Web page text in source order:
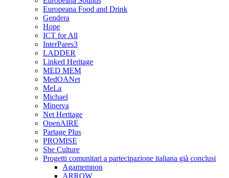
Europeana Food and Drink
Gendera
Hope
ICT for All
InterPares3
LADDER
Linked Heritage
MED MEM
MedOANet
MeLa
Michael
Minerva
Net Heritage
OpenAIRE
Partage Plus
PROMISE
She Culture
Progetti comunitari a partecipazione italiana già conclusi
Agamemnon
ARROW